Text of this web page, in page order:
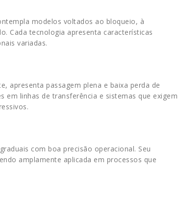
modelos voltados ao bloqueio, à
Cada tecnologia apresenta características
variadas.
apresenta passagem plena e baixa perda de
em linhas de transferência e sistemas que exigem
com boa precisão operacional. Seu
amplamente aplicada em processos que